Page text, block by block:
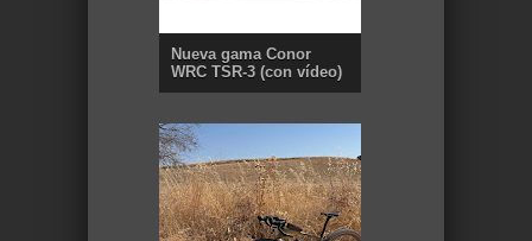
Nueva gama Conor
WRC TSR-3 (con vídeo)